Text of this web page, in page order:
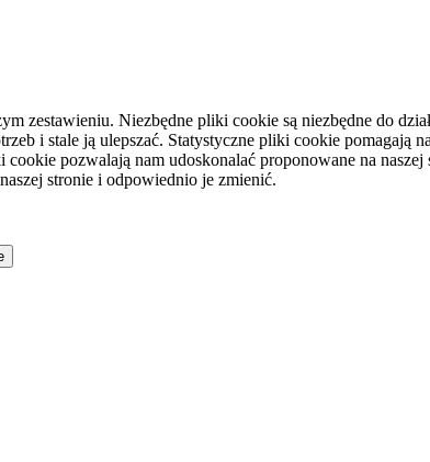
zestawieniu. Niezbędne pliki cookie są niezbędne do
i stale ją ulepszać. Statystyczne pliki cookie pomagają
pozwalają nam udoskonalać proponowane na
stronie i odpowiednio je zmienić.